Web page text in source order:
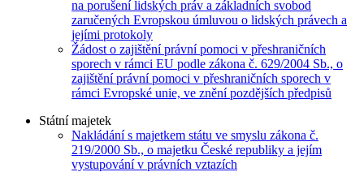
na porušení lidských práv a základních svobod
zaručených Evropskou úmluvou o lidských právech a
jejími protokoly
Žádost o zajištění právní pomoci v přeshraničních
sporech v rámci EU podle zákona č. 629/2004 Sb., o
zajištění právní pomoci v přeshraničních sporech v
rámci Evropské unie, ve znění pozdějších předpisů
Státní majetek
Nakládání s majetkem státu ve smyslu zákona č.
219/2000 Sb., o majetku České republiky a jejím
vystupování v právních vztazích